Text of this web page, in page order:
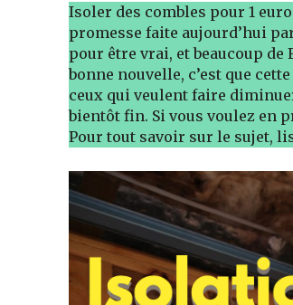
Isoler des combles pour 1
promesse faite aujourd’hui
pour être vrai, et beaucoup de
bonne nouvelle, c’est que
ceux qui veulent faire
bientôt fin. Si vous voulez en
Pour tout savoir sur le sujet,